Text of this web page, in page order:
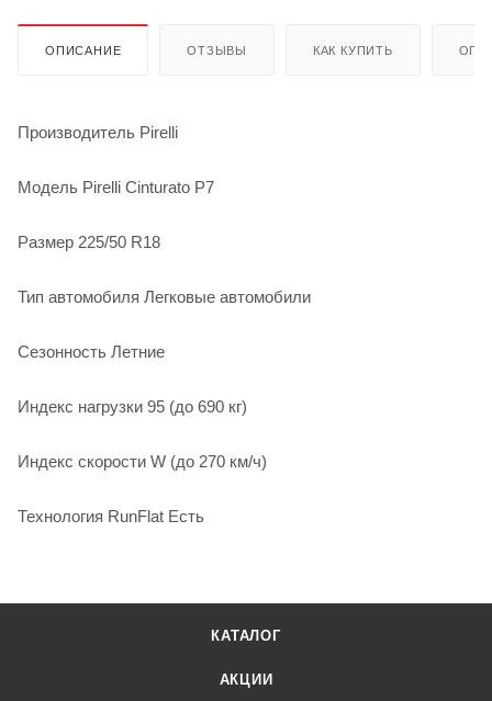
ОПИСАНИЕ ОТЗЫВЫ КАК КУПИТЬ
Производитель Pirelli
Модель Pirelli Cinturato P7
Размер 225/50 R18
Тип автомобиля Легковые автомобили
Сезонность Летние
Индекс нагрузки 95 (до 690 кг)
Индекс скорости W (до 270 км/ч)
Технология RunFlat Есть
КАТАЛОГ
АКЦИИ